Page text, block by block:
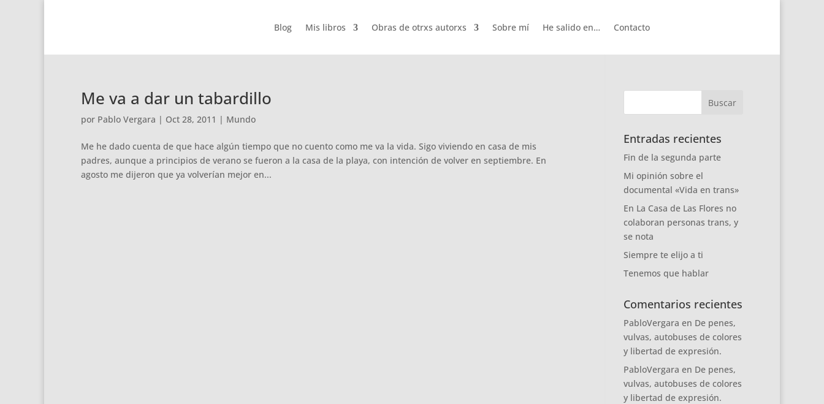
Blog Mis libros Obras de otrxs autorxs Sobre mí He salido en… Contacto
Me va a dar un tabardillo
por Pablo Vergara | Oct 28, 2011 | Mundo
Me he dado cuenta de que hace algún tiempo que no cuento como me va la vida. Sigo viviendo en casa de mis
padres, aunque a principios de verano se fueron a la casa de la playa, con intención de volver en septiembre. En
agosto me dijeron que ya volverían mejor en...
Entradas recientes
Fin de la segunda parte
Mi opinión sobre el
documental «Vida en trans»
En La Casa de Las Flores no
colaboran personas trans, y
se nota
Siempre te elijo a ti
Tenemos que hablar
Comentarios recientes
PabloVergara en De penes,
vulvas, autobuses de colores
y libertad de expresión.
PabloVergara en De penes,
vulvas, autobuses de colores
y libertad de expresión.